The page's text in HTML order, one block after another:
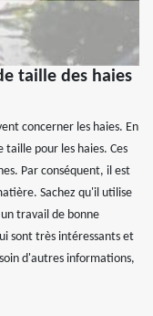
taille des haies
concerner les haies. En
pour les haies. Ces
Par conséquent, il est
Sachez qu'il utilise
travail de bonne
sont très intéressants et
d'autres informations,